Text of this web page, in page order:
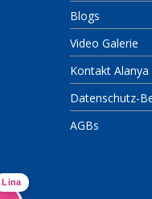
Blogs
Video Galerie
Kontakt
Datenschutz-
AGBs
Lina